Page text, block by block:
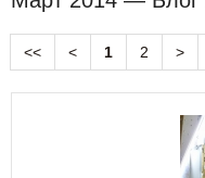
<< < 1 2 >